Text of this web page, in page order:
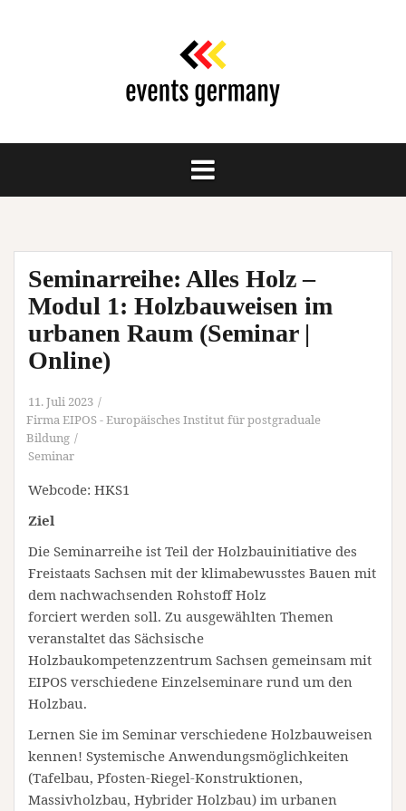
Seminarreihe: Alles Holz –
Modul 1: Holzbauweisen im
urbanen Raum (Seminar |
Online)
11. Juli 2023
Firma EIPOS - Europäisches Institut für postgraduale
Bildung
Seminar
Webcode: HKS1
Ziel
Die Seminarreihe ist Teil der Holzbauinitiative des
Freistaats Sachsen mit der klimabewusstes Bauen mit
dem nachwachsenden Rohstoff Holz
forciert werden soll. Zu ausgewählten Themen
veranstaltet das Sächsische
Holzbaukompetenzzentrum Sachsen gemeinsam mit
EIPOS verschiedene Einzelseminare rund um den
Holzbau.
Lernen Sie im Seminar verschiedene Holzbauweisen
kennen! Systemische Anwendungsmöglichkeiten
(Tafelbau, Pfosten-Riegel-Konstruktionen,
Massivholzbau, Hybrider Holzbau) im urbanen